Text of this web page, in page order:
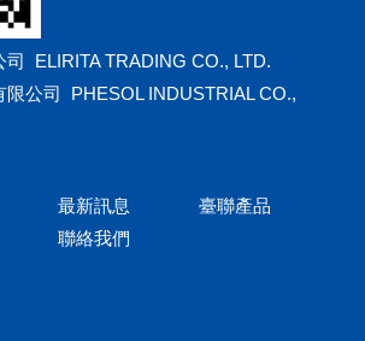
司 ELIRITA TRADING CO., LTD.
限公司 PHESOL INDUSTRIAL CO.,
最新訊息
臺聯產品
聯絡我們